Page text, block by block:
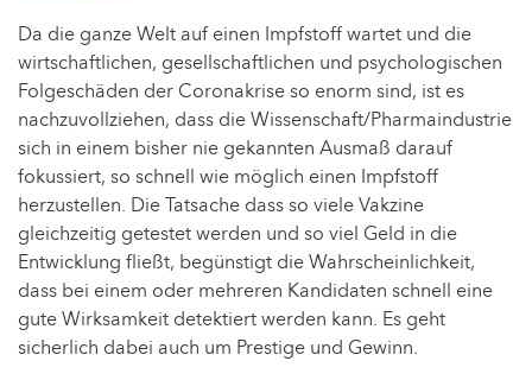
Da die ganze Welt auf einen Impfstoff wartet und die
wirtschaftlichen, gesellschaftlichen und psychologischen
Folgeschäden der Coronakrise so enorm sind, ist es
nachzuvollziehen, dass die Wissenschaft/Pharmaindustrie
sich in einem bisher nie gekannten Ausmaß darauf
fokussiert, so schnell wie möglich einen Impfstoff
herzustellen. Die Tatsache dass so viele Vakzine
gleichzeitig getestet werden und so viel Geld in die
Entwicklung fließt, begünstigt die Wahrscheinlichkeit,
dass bei einem oder mehreren Kandidaten schnell eine
gute Wirksamkeit detektiert werden kann. Es geht
sicherlich dabei auch um Prestige und Gewinn.